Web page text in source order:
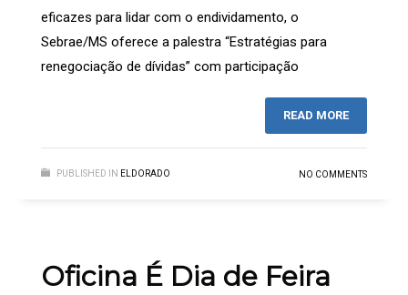
eficazes para lidar com o endividamento, o
Sebrae/MS oferece a palestra “Estratégias para
renegociação de dívidas” com participação
READ MORE
PUBLISHED IN ELDORADO NO COMMENTS
Oficina É Dia de Feira